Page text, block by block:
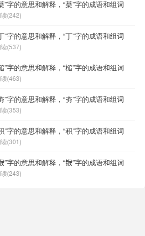
”字的意思和解释，“棻”字的成语和组词
读(242)
”字的意思和解释，“丁”字的成语和组词
读(537)
”字的意思和解释，“槌”字的成语和组词
读(463)
”字的意思和解释，“夯”字的成语和组词
读(353)
”字的意思和解释，“积”字的成语和组词
读(301)
字的意思和解释，“𬭤”字的成语和组词
读(243)